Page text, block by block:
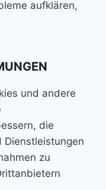
aufklären,
und andere
die
Dienstleistungen
zu